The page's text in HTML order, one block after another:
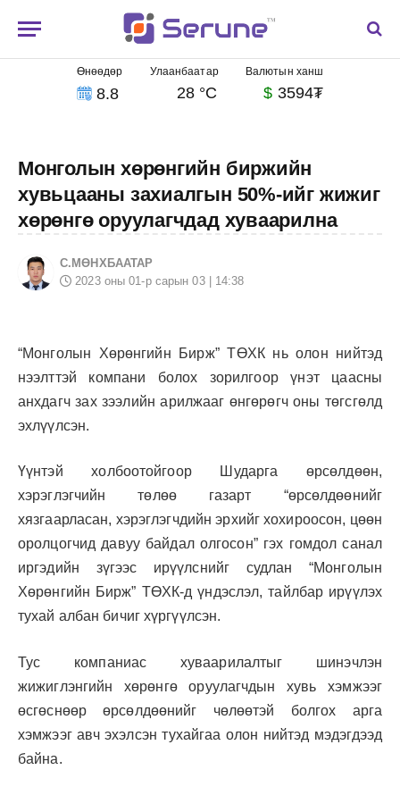
Өнөөдөр
8.8
Улаанбаатар
28 °C
Валютын ханш
$ 3594₮
Монголын хөрөнгийн биржийн
хувьцааны захиалгын 50%-ийг жижиг
хөрөнгө оруулагчдад хуваарилна
С.МӨНХБААТАР
2023 оны 01-р сарын 03 | 14:38
“Монголын Хөрөнгийн Бирж” ТӨХК нь олон нийтэд
нээлттэй компани болох зорилгоор үнэт цаасны
анхдагч зах зээлийн арилжааг өнгөрөгч оны төгсгөлд
эхлүүлсэн.
Үүнтэй холбоотойгоор Шударга өрсөлдөөн,
хэрэглэгчийн төлөө газарт “өрсөлдөөнийг
хязгаарласан, хэрэглэгчдийн эрхийг хохироосон, цөөн
оролцогчид давуу байдал олгосон” гэх гомдол санал
иргэдийн зүгээс ирүүлснийг судлан “Монголын
Хөрөнгийн Бирж” ТӨХК-д үндэслэл, тайлбар ирүүлэх
тухай албан бичиг хүргүүлсэн.
Тус компаниас хуваарилалтыг шинэчлэн
жижиглэнгийн хөрөнгө оруулагчдын хувь хэмжээг
өсгөснөөр өрсөлдөөнийг чөлөөтэй болгох арга
хэмжээг авч эхэлсэн тухайгаа олон нийтэд мэдэгдээд
байна.